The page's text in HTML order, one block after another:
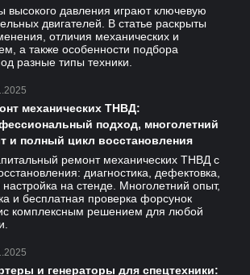
высокого давления играют ключевую
двигателей. В статье раскрыты
отличия механических и
а также особенности подбора
разные типы техники.
механических ТНВД:
подход, многолетний
и полный цикл восстановления
ремонт механических ТНВД с
диагностика, дефектовка,
на стенде. Многолетний опыт,
и бесплатная проверка форсунок
комплексным решением для любой
и генераторы для спецтехники: